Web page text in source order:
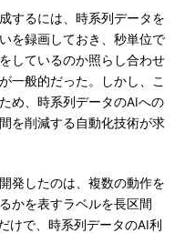
するには、時系列データを
を録画しておき、秒単位で
しているのか照らし合わせ
一般的だった。しかし、こ
め、時系列データのAIへの
を削減する自動化技術が求
発したのは、複数の動作を
かを表すラベルを長区間
けで、時系列データのAI利